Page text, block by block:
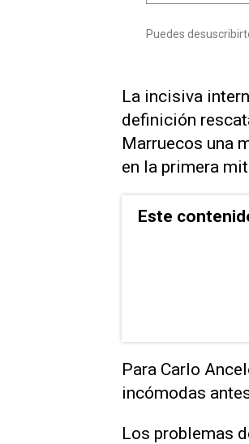
La incisiva
definición
Marruecos una
en la primera
Este
Para ​Carlo
incómodas
Los problemas